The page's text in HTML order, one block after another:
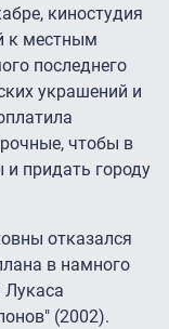
киностудия
к местным
последнего
украшений и
чтобы в
придать городу
отказался
в намного
(2002).